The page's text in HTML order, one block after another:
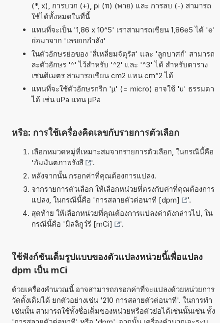
(*, x), การบวก (+), pi (π) (พาย) และ การลบ (-) สามารถ
ใช้ได้ทั้งหมดในที่นี้
แทนที่จะเป็น '1,86 x 10^5' เราสามารถเขียน 1,86e5 ได้ 'e'
ย่อมาจาก 'เลขยกกำลัง'
ในตัวอักษรย่อของ 'สี่เหลี่ยมจัตุรัส' และ 'ลูกบาศก์' สามารถ
ละตัวอักษร '^' ไว้สำหรับ '^2' และ '^3' ได้ สำหรับตาราง
เซนติเมตร สามารถเขียน cm2 แทน cm^2 ได้
แทนที่จะใช้ตัวอักษรกรีก 'µ' (= micro) อาจใช้ 'u' ธรรมดา
ได้ เช่น uPa แทน µPa
หรือ: การใช้เครื่องคิดเลขกับรายการตัวเลือก
เลือกหมวดหมู่ที่เหมาะสมจากรายการตัวเลือก, ในกรณีนี้คือ
'กัมมันตภาพรังสี
'.
หลังจากนั้น กรอกค่าที่คุณต้องการแปลง.
จากรายการตัวเลือก ให้เลือกหน่วยที่ตรงกับค่าที่คุณต้องการ
แปลง, ในกรณีนี้คือ 'การสลายตัวต่อนาที [dpm]
'.
สุดท้าย ให้เลือกหน่วยที่คุณต้องการแปลงค่าดังกล่าวไป, ใน
กรณีนี้คือ 'มิลลิกูว์รี [mCi] '.
ใช้ฟังก์ชันเต็มรูปแบบของตัวแปลงหน่วยนี้เพื่อแปลง
dpm เป็น mCi
ด้วยเครื่องคำนวณนี้ อาจสามารถกรอกค่าที่จะแปลงด้วยหน่วยการ
วัดดั้งเดิมได้ ยกตัวอย่างเช่น '210 การสลายตัวต่อนาที'. ในการทำ
เช่นนั้น สามารถใช้ทั้งชื่อเต็มของหน่วยหรือตัวย่อได้เช่นนั้นเช่น ทั้ง